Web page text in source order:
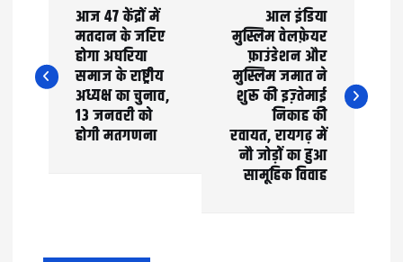
s
आज 47 केंद्रों में
मतदान के जरिए
होगा अघरिया
समाज के राष्ट्रीय
अध्यक्ष का चुनाव,
13 जनवरी को
होगी मतगणना
आल इंडिया
मुस्लिम वेलफ़ेयर
फ़ाउंडेशन और
मुस्लिम जमात ने
शुरू की इज़्तेमाई
निकाह की
रवायत, रायगढ़ में
नौ जोड़ों का हुआ
सामूहिक विवाह